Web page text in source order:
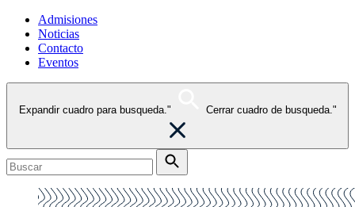
Admisiones
Noticias
Contacto
Eventos
Expandir cuadro para busqueda." Cerrar cuadro de busqueda."